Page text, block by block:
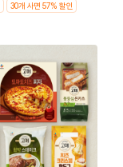
30개 사면 57% 할인